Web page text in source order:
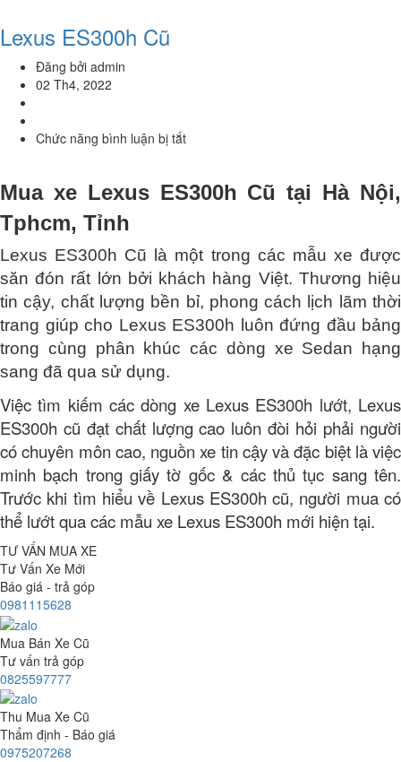
Lexus ES300h Cũ
Đăng bởi admin
02 Th4, 2022
Chức năng bình luận bị tắt
Cũ
Mua xe Lexus ES300h Cũ tại Hà Nội,
Tphcm, Tỉnh
Lexus ES300h Cũ là một trong các mẫu xe được
săn đón rất lớn bởi khách hàng Việt. Thương hiệu
tin cậy, chất lượng bền bỉ, phong cách lịch lãm thời
trang giúp cho Lexus ES300h luôn đứng đầu bảng
trong cùng phân khúc các dòng xe Sedan hạng
sang đã qua sử dụng.
Việc tìm kiếm các dòng xe Lexus ES300h lướt, Lexus
ES300h cũ đạt chất lượng cao luôn đòi hỏi phải người
có chuyên môn cao, nguồn xe tin cậy và đặc biệt là việc
minh bạch trong giấy tờ gốc & các thủ tục sang tên.
Trước khi tìm hiểu về Lexus ES300h cũ, người mua có
thể lướt qua các mẫu xe Lexus ES300h mới hiện tại.
TƯ VẤN MUA XE
Tư Vấn Xe Mới
Báo giá - trả góp
0981115628
Mua Bán Xe Cũ
Tư vấn trả góp
0825597777
Thu Mua Xe Cũ
Thẩm định - Báo giá
0975207268